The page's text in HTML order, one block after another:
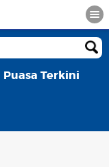
Terkini